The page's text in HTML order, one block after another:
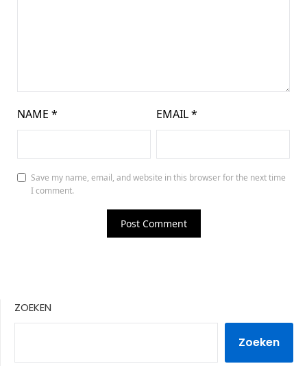
NAME * EMAIL*
Save my name, email, and website in this browser for the next time
I comment.
ZOEKEN
Zoeken